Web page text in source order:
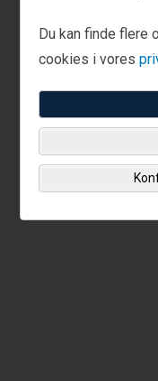
Du kan finde flere
cookies i vores